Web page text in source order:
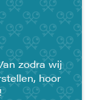
zodra wij
hoor